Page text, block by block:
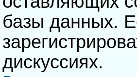
базы данных.
дискуссиях.